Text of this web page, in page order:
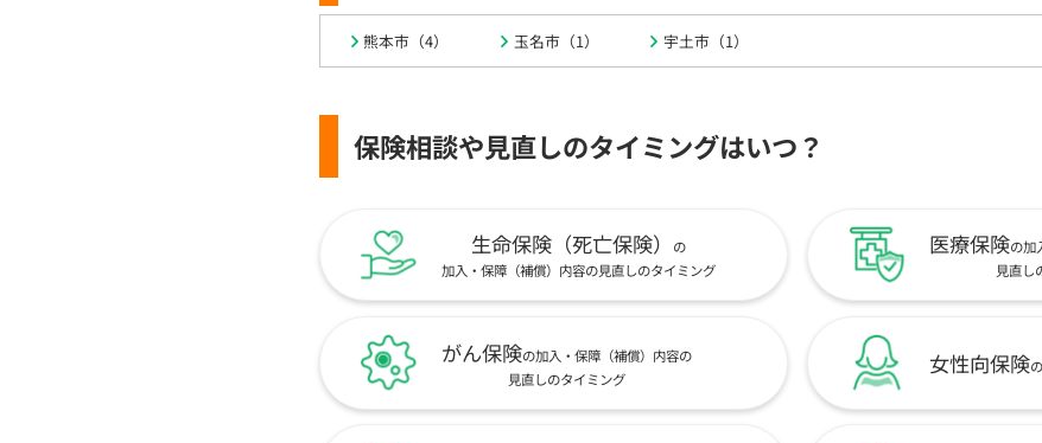
熊本市（4） 玉名市（1） 宇土市（1）
保険相談や見直しのタイミングはいつ？
生命保険（死亡保険）
の
加入・保障（補償）内容の見直しのタイミング
医療保険の加
見直し
がん保険の加入・保障（補償）内容の
見直しのタイミング
女性向保険